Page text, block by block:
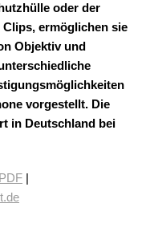
oder der
ermöglichen sie
Objektiv und
vorgestellt. Die
in Deutschland bei
|